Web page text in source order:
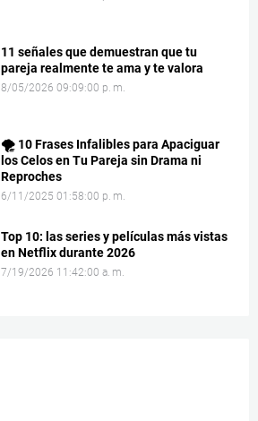
11 señales que demuestran que tu
pareja realmente te ama y te valora
8/05/2026 09:09:00 p. m.
🌪️ 10 Frases Infalibles para Apaciguar
los Celos en Tu Pareja sin Drama ni
Reproches
6/11/2025 01:58:00 p. m.
Top 10: las series y películas más vistas
en Netflix durante 2026
7/19/2026 11:42:00 a. m.